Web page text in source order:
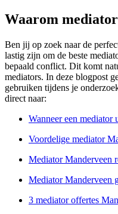
Waarom
Ben jij op zoek naar de
lastig zijn om de beste
bepaald conflict. Dit komt
mediators. In deze blogpost
gebruiken tijdens je
direct naar:
Wanneer een mediator
Voordelige mediator
Mediator Manderveen
Mediator Manderveen
3 mediator offertes